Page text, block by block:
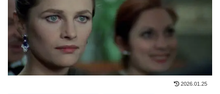
2026.01.25